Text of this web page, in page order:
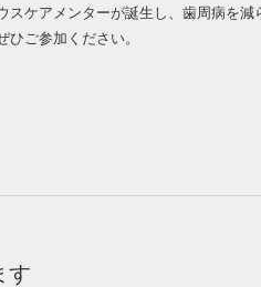
スケアメンターが誕生し、歯周病を減
ご参加ください。
す